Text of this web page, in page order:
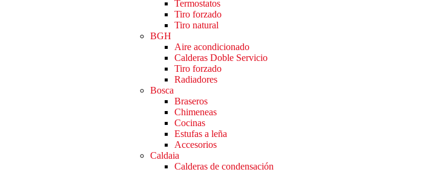
Termostatos
Tiro forzado
Tiro natural
BGH
Aire acondicionado
Calderas Doble Servicio
Tiro forzado
Radiadores
Bosca
Braseros
Chimeneas
Cocinas
Estufas a leña
Accesorios
Caldaia
Calderas de condensación